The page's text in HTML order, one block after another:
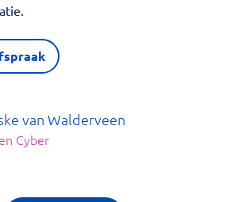
van Walderveen
Cyber